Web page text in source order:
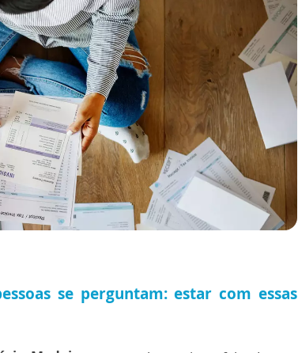
se perguntam: estar com essas